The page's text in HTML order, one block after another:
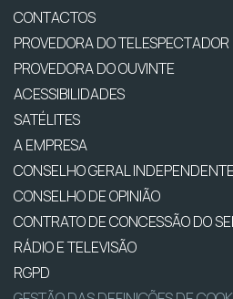
CONTACTOS
PROVEDORA DO TELESPECTADOR
PROVEDORA DO OUVINTE
ACESSIBILIDADES
SATÉLITES
A EMPRESA
CONSELHO GERAL
CONSELHO DE OPINIÃO
CONTRATO DE CONCESSÃO DO
RÁDIO E TELEVISÃO
RGPD